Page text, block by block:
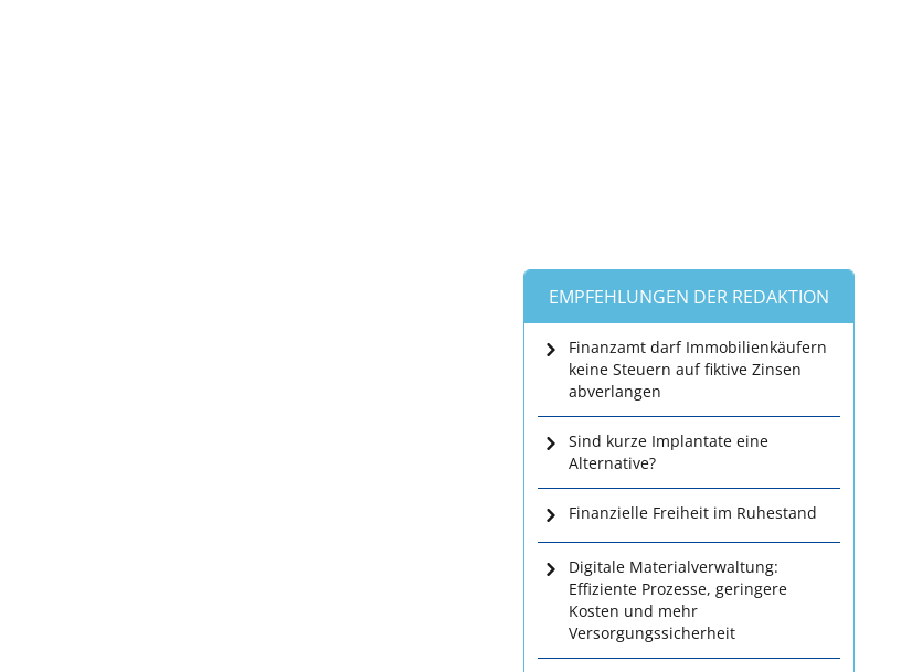
EMPFEHLUNGEN DER REDAKTION
Finanzamt darf Immobilienkäufern
keine Steuern auf fiktive Zinsen
abverlangen
Sind kurze Implantate eine
Alternative?
Finanzielle Freiheit im Ruhestand
Digitale Materialverwaltung:
Effiziente Prozesse, geringere
Kosten und mehr
Versorgungssicherheit